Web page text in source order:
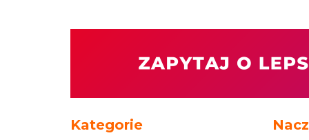
Kategorie